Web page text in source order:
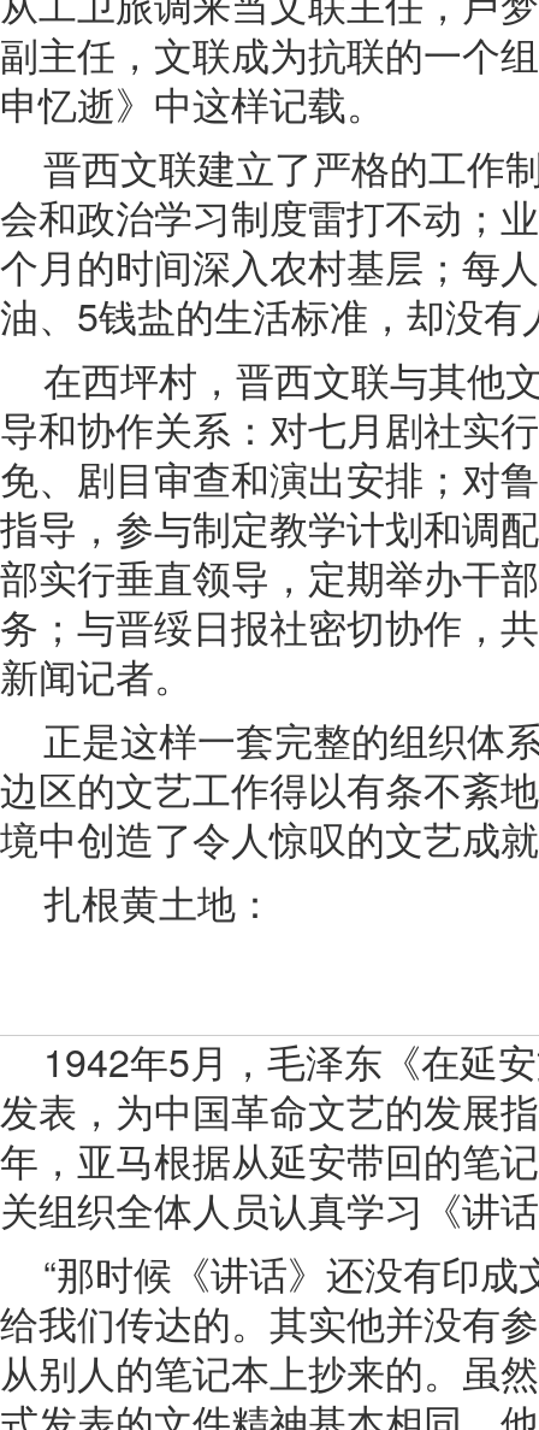
副主任，文联成为抗联的一个
申忆逝》中这样记载。
晋西文联建立了严格的工作
会和政治学习制度雷打不动；
个月的时间深入农村基层；每
油、5钱盐的生活标准，却没有
在西坪村，晋西文联与其他
导和协作关系：对七月剧社实
免、剧目审查和演出安排；对
指导，参与制定教学计划和调
部实行垂直领导，定期举办干
务；与晋绥日报社密切协作，
新闻记者。
正是这样一套完整的组织体
边区的文艺工作得以有条不紊
境中创造了令人惊叹的文艺成
扎根黄土地：
1942年5月，毛泽东《在延
发表，为中国革命文艺的发展
年，亚马根据从延安带回的笔
关组织全体人员认真学习《讲
“那时候《讲话》还没有印
给我们传达的。其实他并没有
从别人的笔记本上抄来的。虽